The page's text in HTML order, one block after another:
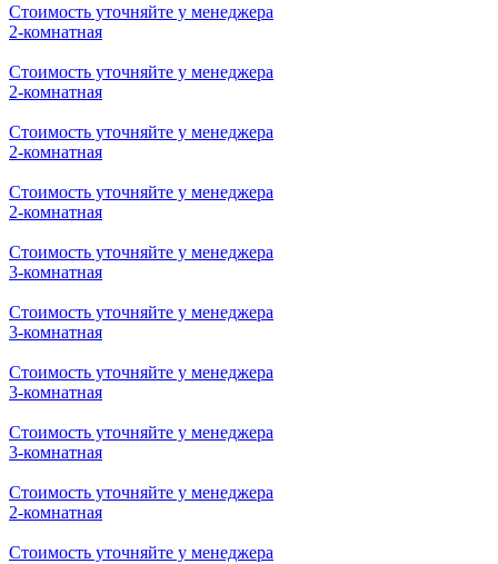
Стоимость уточняйте у менеджера
2-комнатная
Стоимость уточняйте у менеджера
2-комнатная
Стоимость уточняйте у менеджера
2-комнатная
Стоимость уточняйте у менеджера
2-комнатная
Стоимость уточняйте у менеджера
3-комнатная
Стоимость уточняйте у менеджера
3-комнатная
Стоимость уточняйте у менеджера
3-комнатная
Стоимость уточняйте у менеджера
3-комнатная
Стоимость уточняйте у менеджера
2-комнатная
Стоимость уточняйте у менеджера